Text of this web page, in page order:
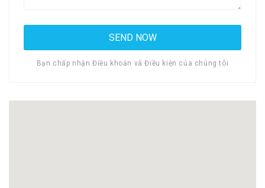
Bạn chấp nhận Điều khoản và Điều kiện của chúng tôi